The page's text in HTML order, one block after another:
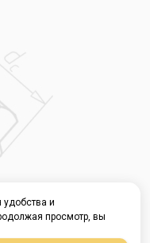
и
просмотр, вы